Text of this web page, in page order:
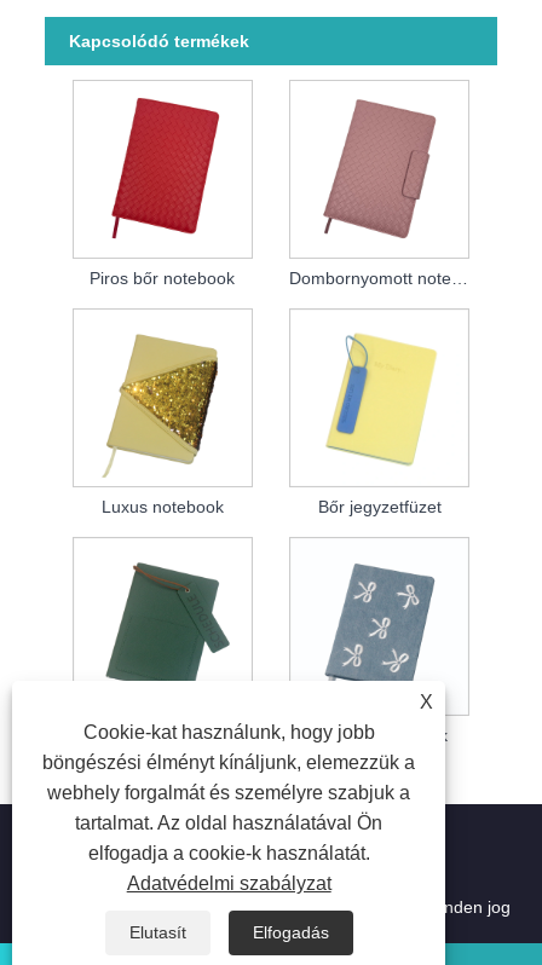
Kapcsolódó termékek
Piros bőr notebook Dombornyomott notebook
Luxus notebook Bőr jegyzetfüzet
Bőrkötésű jegyzetfüzet Tervező notebook
X
Cookie-kat használunk, hogy jobb
böngészési élményt kínáljunk, elemezzük a
webhely forgalmát és személyre szabjuk a
tartalmat. Az oldal használatával Ön
elfogadja a cookie-k használatát.
Adatvédelmi szabályzat
Elutasít
Elfogadás
Copyright © 2023 Suzhou Aiyide Stationery Co.,Ltd. Minden jog